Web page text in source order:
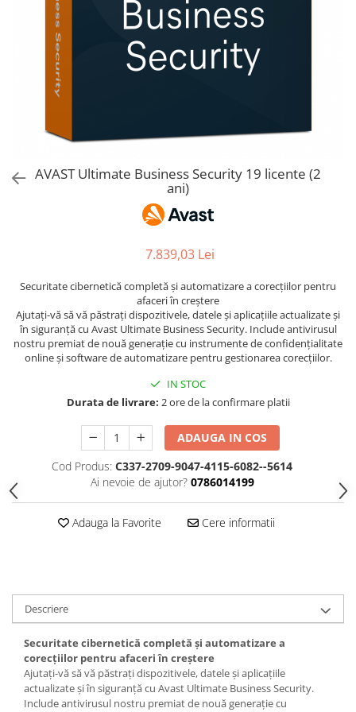
AVAST Driver Updater
AVAST SecureLine VPN
AVAST AntiTrack Premium
AVAST Ultimate Business Security 19 licente (2
ani)
7.839,03 Lei
Securitate cibernetică completă și automatizare a corecțiilor pentru
afaceri în creștere
Ajutați-vă să vă păstrați dispozitivele, datele și aplicațiile actualizate și
în siguranță cu Avast Ultimate Business Security. Include antivirusul
nostru premiat de nouă generație cu instrumente de confidențialitate
online și software de automatizare pentru gestionarea corecțiilor.
IN STOC
Durata de livrare: 2 ore de la confirmare platii
ADAUGA IN COS
Cod Produs: C337-2709-9047-4115-6082--5614
Ai nevoie de ajutor? 0786014199
Adauga la Favorite Cere informatii
Descriere
Securitate cibernetică completă și automatizare a
corecțiilor pentru afaceri în creștere
Ajutați-vă să vă păstrați dispozitivele, datele și aplicațiile
actualizate și în siguranță cu Avast Ultimate Business Security.
Include antivirusul nostru premiat de nouă generație cu